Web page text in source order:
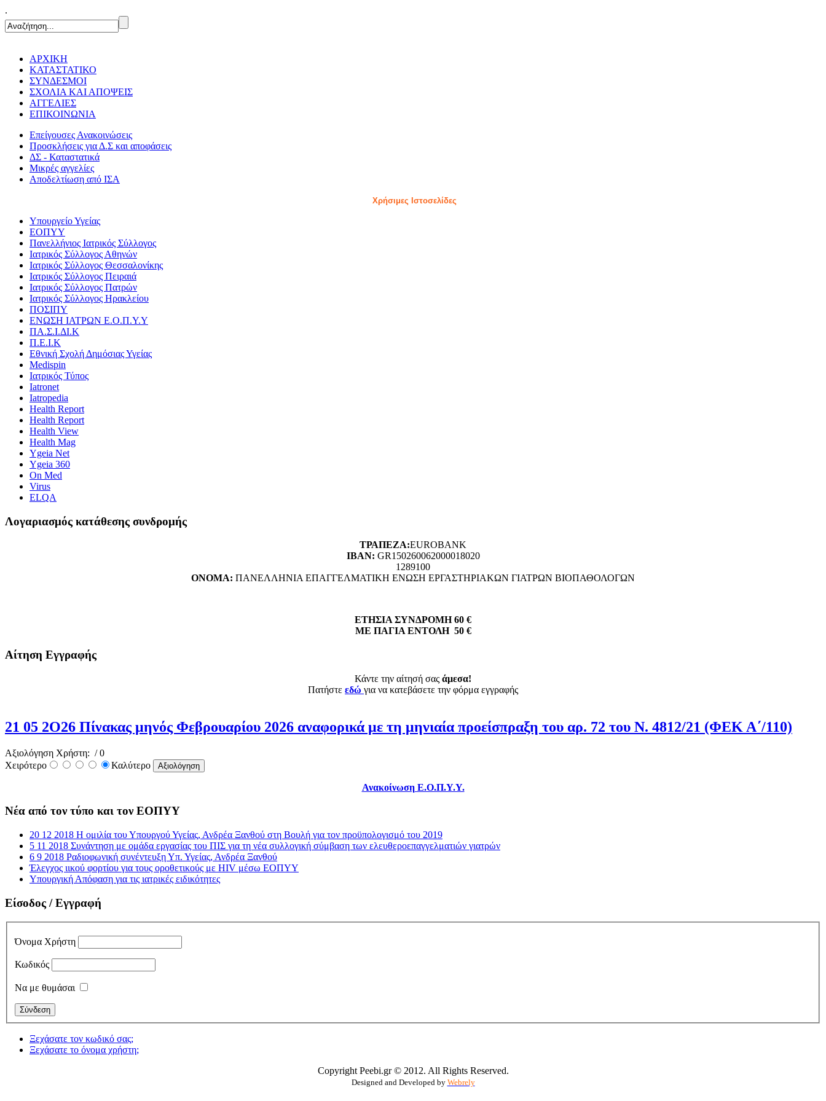
.
ΑΡΧΙΚΗ
ΚΑΤΑΣΤΑΤΙΚΟ
ΣΥΝΔΕΣΜΟΙ
ΣΧΟΛΙΑ ΚΑΙ ΑΠΟΨΕΙΣ
ΑΓΓΕΛΙΕΣ
ΕΠΙΚΟΙΝΩΝΙΑ
Επείγουσες Ανακοινώσεις
Προσκλήσεις για Δ.Σ και αποφάσεις
ΔΣ - Καταστατικά
Μικρές αγγελίες
Αποδελτίωση από ΙΣΑ
Χρήσιμες Ιστοσελίδες
Υπουργείο Υγείας
ΕΟΠΥΥ
Πανελλήνιος Ιατρικός Σύλλογος
Ιατρικός Σύλλογος Αθηνών
Ιατρικός Σύλλογος Θεσσαλονίκης
Ιατρικός Σύλλογος Πειραιά
Ιατρικός Σύλλογος Πατρών
Ιατρικός Σύλλογος Ηρακλείου
ΠΟΣΙΠΥ
ΕΝΩΣΗ ΙΑΤΡΩΝ Ε.Ο.Π.Υ.Υ
ΠΑ.Σ.Ι.ΔΙ.Κ
Π.Ε.Ι.Κ
Εθνική Σχολή Δημόσιας Υγείας
Medispin
Ιατρικός Τύπος
Iatronet
Iatropedia
Health Report
Health Report
Health View
Health Mag
Ygeia Net
Ygeia 360
On Med
Virus
ELQA
Λογαριασμός κατάθεσης συνδρομής
ΤΡΑΠΕΖΑ:EUROBANK
ΙΒΑΝ: GR150260062000018020
1289100
ΟΝΟΜΑ: ΠΑΝΕΛΛΗΝΙΑ ΕΠΑΓΓΕΛΜΑΤΙΚΗ ΕΝΩΣΗ ΕΡΓΑΣΤΗΡΙΑΚΩΝ ΓΙΑΤΡΩΝ ΒΙΟΠΑΘΟΛΟΓΩΝ
ΕΤΗΣΙΑ ΣΥΝΔΡΟΜΗ 60 €
ΜΕ ΠΑΓΙΑ ΕΝΤΟΛΗ 50 €
Αίτηση Εγγραφής
Κάντε την αίτησή σας άμεσα!
Πατήστε εδώ για να κατεβάσετε την φόρμα εγγραφής
21 05 2Ο26 Πίνακας μηνός Φεβρουαρίου 2026 αναφορικά με τη μηνιαία προείσπραξη του αρ. 72 του Ν. 4812/21 (ΦΕΚ Α΄/110)
Αξιολόγηση Χρήστη: / 0
Χειρότερο
Καλύτερο
Ανακοίνωση Ε.Ο.Π.Υ.Υ.
Νέα από τον τύπο και τον ΕΟΠΥΥ
20 12 2018 Η ομιλία του Υπουργού Υγείας, Ανδρέα Ξανθού στη Βουλή για τον προϋπολογισμό του 2019
5 11 2018 Συνάντηση με ομάδα εργασίας του ΠΙΣ για τη νέα συλλογική σύμβαση των ελευθεροεπαγγελματιών γιατρών
6 9 2018 Ραδιοφωνική συνέντευξη Υπ. Υγείας, Ανδρέα Ξανθού
Έλεγχος ιικού φορτίου για τους οροθετικούς με HIV μέσω ΕΟΠΥΥ
Υπουργική Απόφαση για τις ιατρικές ειδικότητες
Είσοδος / Εγγραφή
Όνομα Χρήστη
Κωδικός
Να με θυμάσαι
Ξεχάσατε τον κωδικό σας;
Ξεχάσατε το όνομα χρήστη;
Copyright Peebi.gr © 2012. All Rights Reserved.
Designed and Developed by Webrely